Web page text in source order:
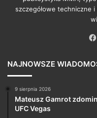
szczegółowe techniczne
NAJNOWSZE
9 sierpnia 2026
Mateusz Gamrot
UFC Vegas